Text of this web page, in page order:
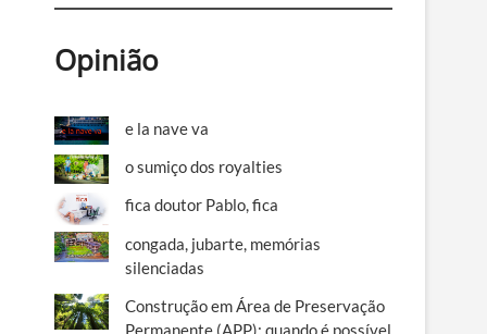
Opinião
e la nave va
o sumiço dos royalties
fica doutor Pablo, fica
congada, jubarte, memórias
silenciadas
Construção em Área de Preservação
Permanente (APP): quando é possível